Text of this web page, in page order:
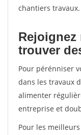
chantiers travaux.
Rejoignez
trouver
Pour pérénniser
dans les travaux
alimenter
entreprise et
Pour les